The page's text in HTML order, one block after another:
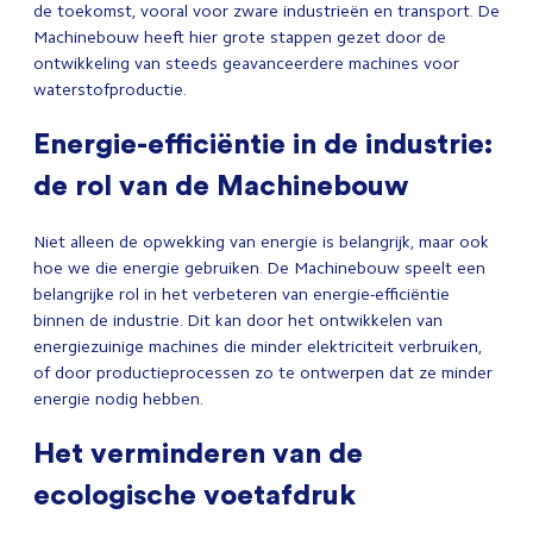
de toekomst, vooral voor zware industrieën en transport. De
Machinebouw heeft hier grote stappen gezet door de
ontwikkeling van steeds geavanceerdere machines voor
waterstofproductie.
Energie-efficiëntie in de industrie:
de rol van de Machinebouw
Niet alleen de opwekking van energie is belangrijk, maar ook
hoe we die energie gebruiken. De Machinebouw speelt een
belangrijke rol in het verbeteren van energie-efficiëntie
binnen de industrie. Dit kan door het ontwikkelen van
energiezuinige machines die minder elektriciteit verbruiken,
of door productieprocessen zo te ontwerpen dat ze minder
energie nodig hebben.
Het verminderen van de
ecologische voetafdruk